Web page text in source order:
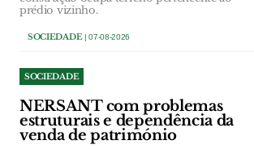
prédio vizinho.
SOCIEDADE| 07-08-2026
SOCIEDADE
NERSANT com problemas
estruturais e dependência da
venda de património